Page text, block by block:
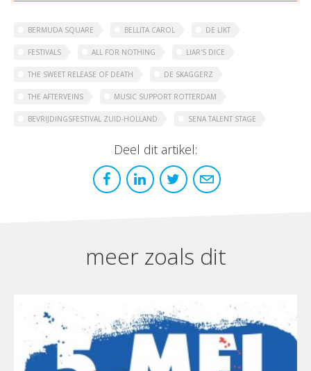
BERMUDA SQUARE BELLITA CAROL DE LIKT
FESTIVALS ALL FOR NOTHING LIAR'S DICE
THE SWEET RELEASE OF DEATH DE SKAGGERZ
THE AFTERVEINS MUSIC SUPPORT ROTTERDAM
BEVRIJDINGSFESTIVAL ZUID-HOLLAND SENA TALENT STAGE
Deel dit artikel:
meer zoals dit